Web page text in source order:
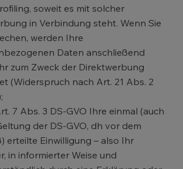
soweit es mit solcher
in Verbindung steht. Wenn Sie
werden Ihre
Daten anschließend
zum Zweck der Direktwerbung
(Widerspruch nach Art. 21 Abs. 2
7 Abs. 3 DS-GVO Ihre einmal (auch
der DS-GVO, dh vor dem
erteilte Einwilligung – also Ihr
in informierter Weise und